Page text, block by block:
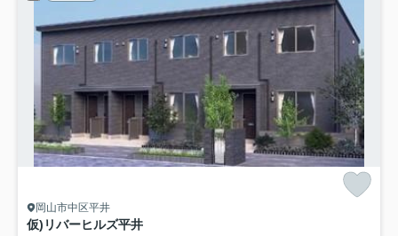
岡山市中区平井
仮)リバーヒルズ平井